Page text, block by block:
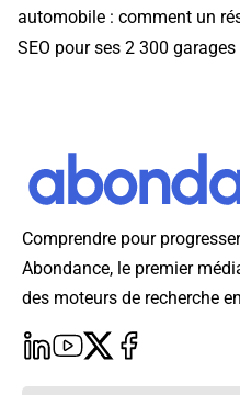
automobile : comment un
SEO pour ses 2 300 garages
Comprendre pour progresser
Abondance, le premier
des moteurs de recherche